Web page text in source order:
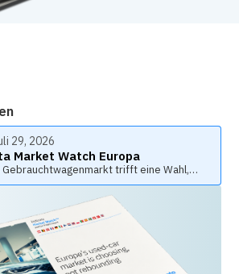
29, 2026
Market Watch Europa
Gebrauchtwagenmarkt trifft eine Wahl,
nur zu erholen